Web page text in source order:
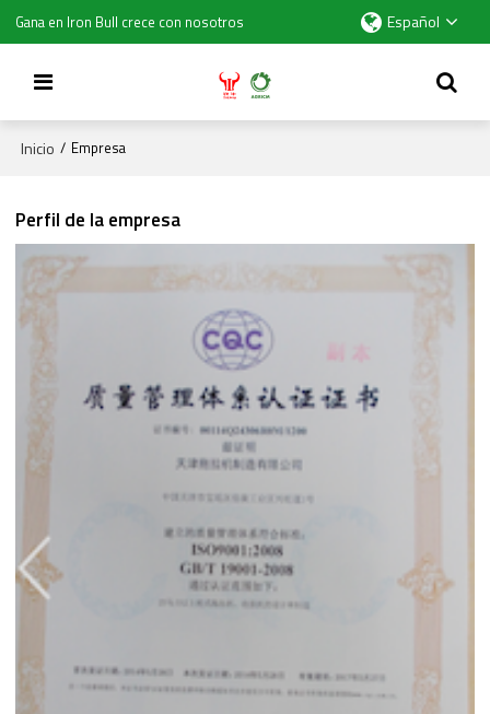
Gana en Iron Bull crece con nosotros Español
Inicio / Empresa
Perfil de la empresa